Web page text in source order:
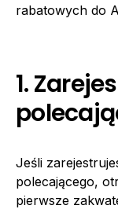
rabatowych do
1.
Jeśli
polecającego,
pierwsze